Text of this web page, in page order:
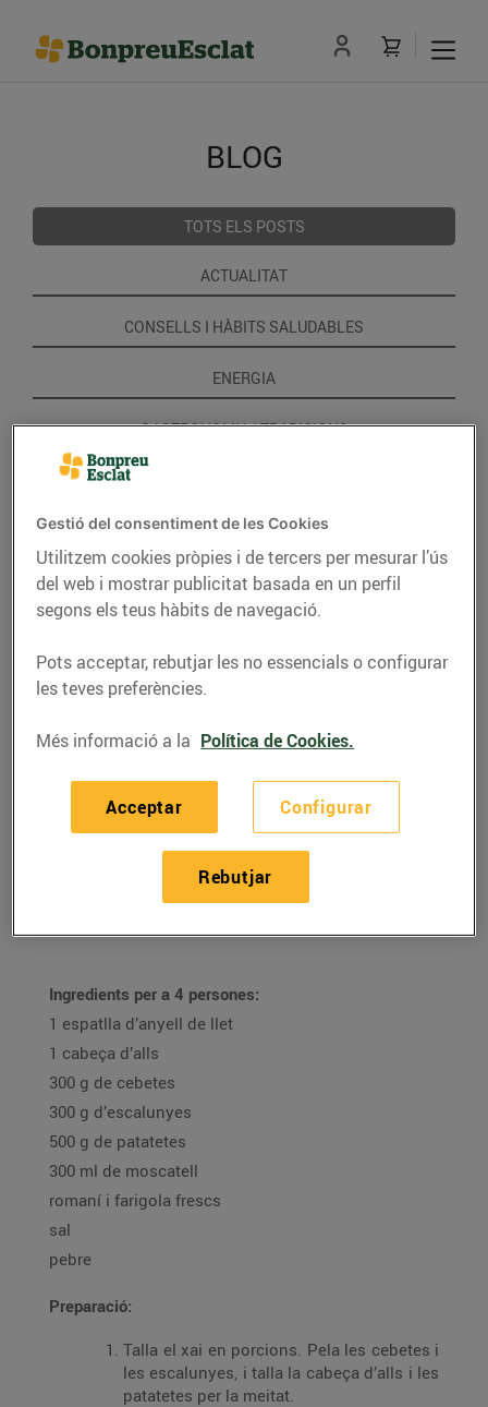
BLOG
TOTS ELS POSTS
ACTUALITAT
CONSELLS I HÀBITS SALUDABLES
ENERGIA
GASTRONOMIA I TRADICIONS
RECEPTES
Anyell de llet rostit amb
cebetes i moscatell
Ingredients per a 4 persones:
1 espatlla d’anyell de llet
1 cabeça d’alls
300 g de cebetes
300 g d’escalunyes
500 g de patatetes
300 ml de moscatell
romaní i farigola frescs
sal
pebre
Preparació:
Talla el xai en porcions. Pela les cebetes i
les escalunyes, i talla la cabeça d’alls i les
patatetes per la meitat.
Gestió del consentiment de les Cookies
Utilitzem cookies pròpies i de tercers per mesurar l’ús
del web i mostrar publicitat basada en un perfil
segons els teus hàbits de navegació.
Pots acceptar, rebutjar les no essencials o configurar
les teves preferències.
Més informació a la Política de Cookies.
Configurar
Rebutjar
Acceptar